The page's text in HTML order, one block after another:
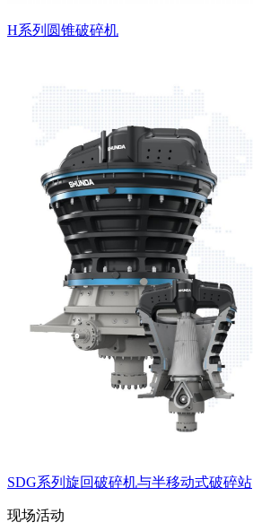
H系列圆锥破碎机
SDG系列旋回破碎机与半移动式破碎站
现场活动